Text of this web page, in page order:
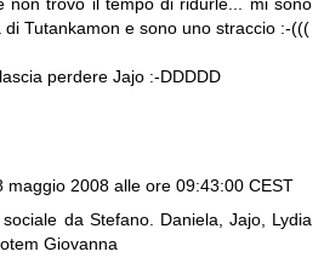
di Tutankamon e sono uno straccio :-(((
perdere Jajo :-DDDDD
maggio 2008 alle ore 09:43:00 CEST
da Stefano. Daniela, Jajo, Lydia
Giovanna